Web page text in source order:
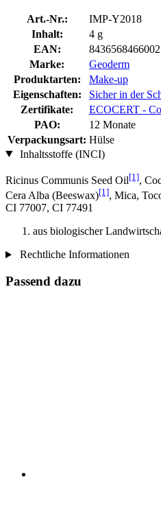
Art.-Nr.:
IMP-Y2018
Inhalt:
4 g
EAN:
8436568466002
Marke:
Geoderm
Produktarten:
Make-up
Eigenschaften:
Sicher in der
Zertifikate:
ECOCERT -
PAO:
12 Monate
Verpackungsart: Hülse
Inhaltsstoffe (INCI)
Ricinus Communis Seed Oil[1],
Cera Alba (Beeswax)[1], Mica,
CI 77007, CI 77491
aus biologischer
Rechtliche Informationen
Passend dazu